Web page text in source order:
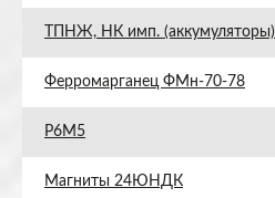
ТПНЖ, НК имп. (аккумуляторы)
Ферромарганец ФМн-70-78
Р6М5
Магниты 24ЮНДК